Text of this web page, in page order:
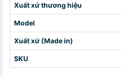
Xuất xứ thương hiệu
Model
Xuất xứ (Made in)
SKU